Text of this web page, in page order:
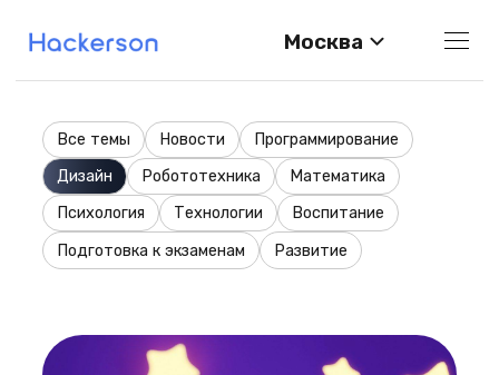
Москва
Все темы Новости
Программирование
Дизайн
Робототехника
Математика
Психология
Технологии
Воспитание
Подготовка к экзаменам
Развитие